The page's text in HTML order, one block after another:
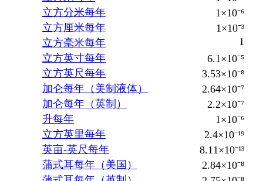
立方分米每年
1×10⁻⁶
立方厘米每年
1×10⁻³
立方毫米每年
1
立方英寸每年
6.1×10⁻⁵
立方英尺每年
3.53×10⁻⁸
加仑每年（美制液体）
2.64×10⁻⁷
加仑每年（英制）
2.2×10⁻⁷
升每年
1×10⁻⁶
立方英里每年
2.4×10⁻¹⁹
英亩-英尺每年
8.11×10⁻¹³
蒲式耳每年（美国）
2.84×10⁻⁸